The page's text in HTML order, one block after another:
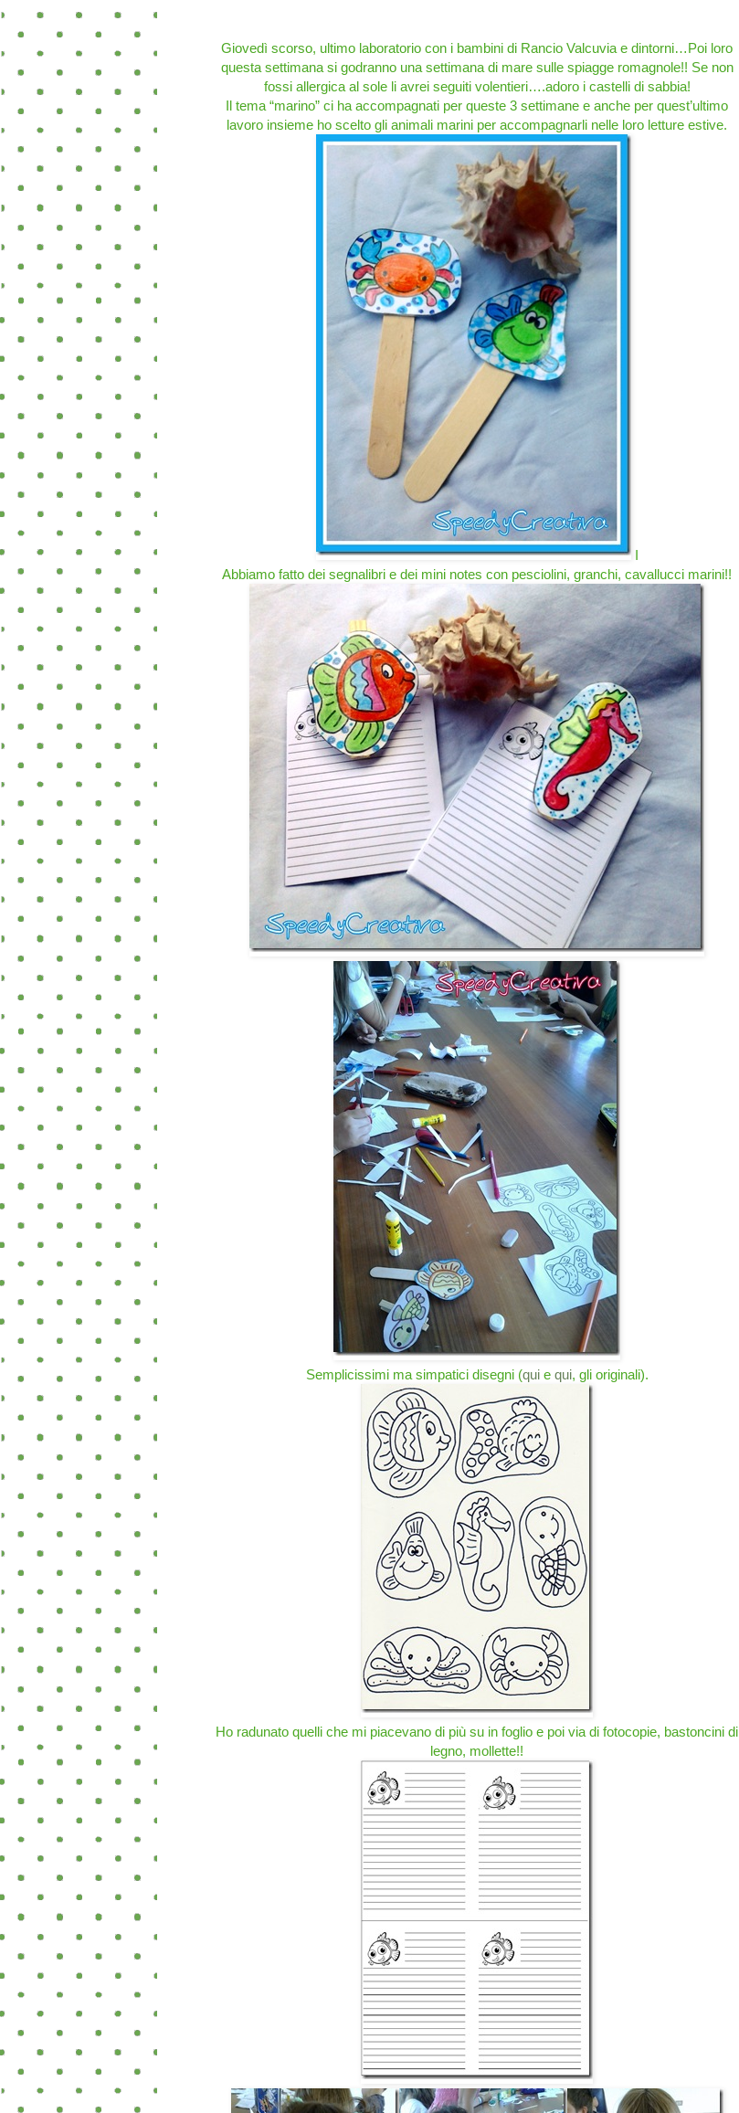
Giovedì scorso, ultimo laboratorio con i bambini di Rancio Valcuvia e dintorni…Poi loro
questa settimana si godranno una settimana di mare sulle spiagge romagnole!! Se non
fossi allergica al sole li avrei seguiti volentieri….adoro i castelli di sabbia!
Il tema “marino” ci ha accompagnati per queste 3 settimane e anche per quest’ultimo
lavoro insieme ho scelto gli animali marini per accompagnarli nelle loro letture estive.
I
Abbiamo fatto dei segnalibri e dei mini notes con pesciolini, granchi, cavallucci marini!!
Semplicissimi ma simpatici disegni (quie qui, gli originali).
Ho radunato quelli che mi piacevano di più su in foglio e poi via di fotocopie, bastoncini di
legno, mollette!!